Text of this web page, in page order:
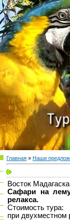
Главная » Наши
Восток
Сафари на
релакса.
Стоимость тура:
при двухместном